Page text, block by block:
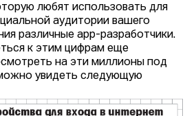
любят использовать для
аудитории вашего
различные app-разработчики.
к этим цифрам еще
на эти миллионы под
увидеть следующую